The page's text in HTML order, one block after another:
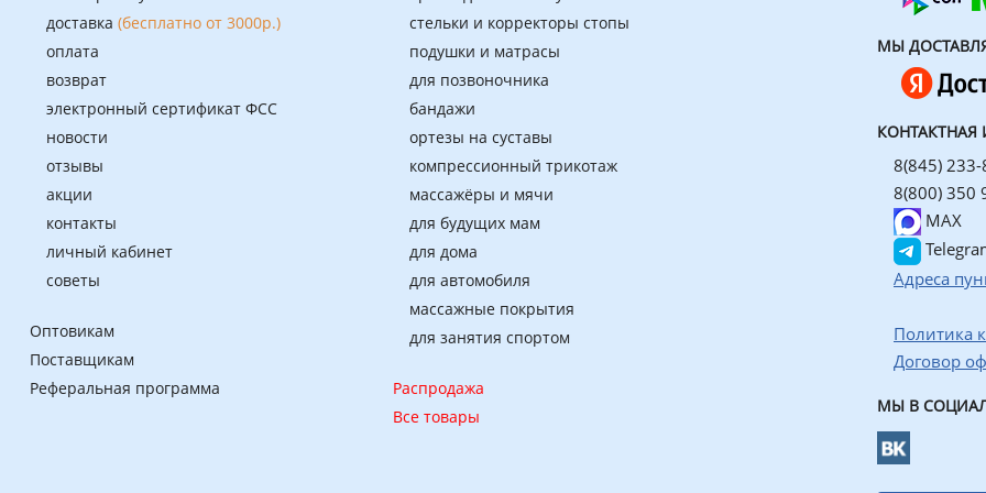
доставка (бесплатно от 3000р.)
оплата
возврат
электронный сертификат ФСС
новости
отзывы
акции
контакты
личный кабинет
советы
Оптовикам
Поставщикам
Реферальная программа
стельки и корректоры стопы
подушки и матрасы
для позвоночника
бандажи
ортезы на суставы
компрессионный трикотаж
массажёры и мячи
для будущих мам
для дома
для автомобиля
массажные покрытия
для занятия спортом
Распродажа
Все товары
МЫ
8(845)
8(800) 350
MAX
Адреса
Политика
Договор
МЫ В